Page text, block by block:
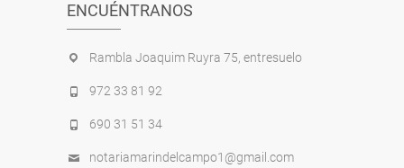
ENCUÉNTRANOS
Rambla Joaquim Ruyra 75, entresuelo
972 33 81 92
690 31 51 34
notariamarindelcampo1@gmail.com